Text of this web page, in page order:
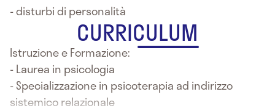
- disturbi di personalità
CURRICULUM
Istruzione e Formazione:
- Laurea in psicologia
- Specializzazione in psicoterapia ad indirizzo
sistemico relazionale